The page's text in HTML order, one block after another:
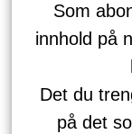
Som
innhold på
Det du
på det